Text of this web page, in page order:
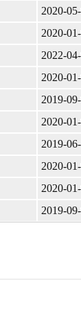
2020-
2020-
2022-
2020-
2019-
2020-
2019-
2020-
2020-
2019-